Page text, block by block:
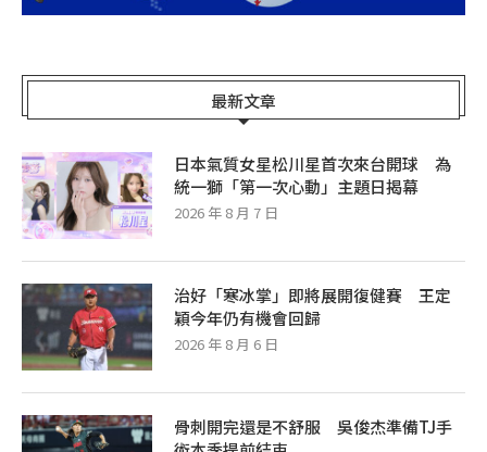
最新文章
日本氣質女星松川星首次來台開球 為
統一獅「第一次心動」主題日揭幕
2026 年 8 月 7 日
治好「寒冰掌」即將展開復健賽 王定
穎今年仍有機會回歸
2026 年 8 月 6 日
骨刺開完還是不舒服 吳俊杰準備TJ手